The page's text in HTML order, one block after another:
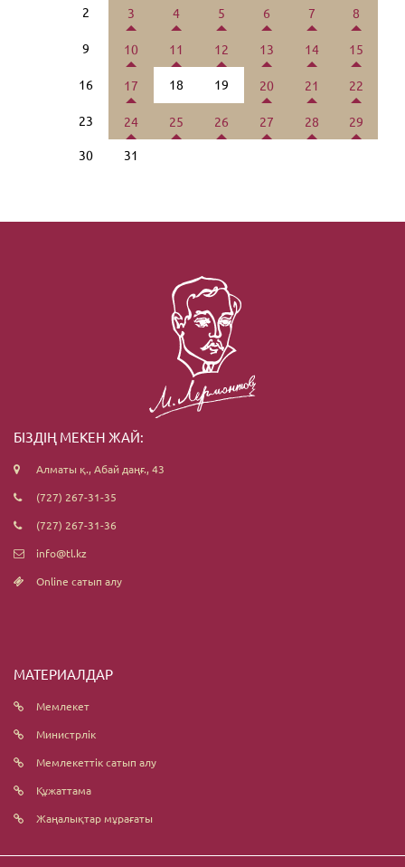
2 3 4 5 6 7 8
9 10 11 12 13 14 15
16 17 18 19 20 21 22
23 24 25 26 27 28 29
30 31
БІЗДІҢ МЕКЕН ЖАЙ:
Алматы қ., Абай даңғ., 43
(727) 267-31-35
(727) 267-31-36
info@tl.kz
Online сатып алу
МАТЕРИАЛДАР
Мемлекет
Министрлік
Мемлекеттік сатып алу
Құжаттама
Жаңалықтар мұрағаты